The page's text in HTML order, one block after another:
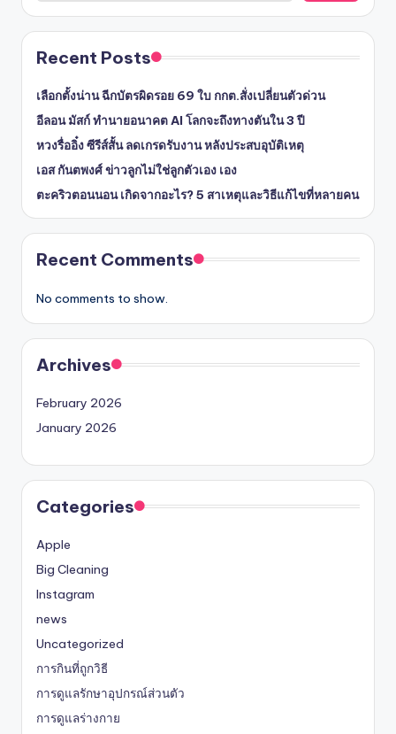
Recent Posts
เลือกตั้งน่าน ฉีกบัตรผิดรอย 69 ใบ กกต.สั่งเปลี่ยนตัวด่วน
อีลอน มัสก์ ทำนายอนาคต AI โลกจะถึงทางตันใน 3 ปี
หวงรื่ออิ๋ง ซีรีส์สั้น ลดเกรดรับงาน หลังประสบอุบัติเหตุ
เอส กันตพงศ์ ข่าวลูกไม่ใช่ลูกตัวเอง เอง
ตะคริวตอนนอน เกิดจากอะไร? 5 สาเหตุและวิธีแก้ไขที่หลายคน
Recent Comments
No comments to show.
Archives
February 2026
January 2026
Categories
Apple
Big Cleaning
Instagram
news
Uncategorized
การกินที่ถูกวิธี
การดูแลรักษาอุปกรณ์ส่วนตัว
การดูแลร่างกาย